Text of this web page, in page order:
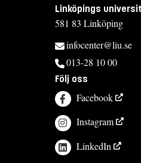
Linköpings
581 83 Linköping
infocenter@liu.se
013-28 10 00
Följ oss
Facebook
Instagram
LinkedIn